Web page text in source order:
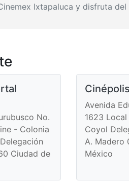
Ixtapaluca y disfruta
No.
- Colonia
Ciudad de
Avenida
1623
Coyol
A. Madero
México